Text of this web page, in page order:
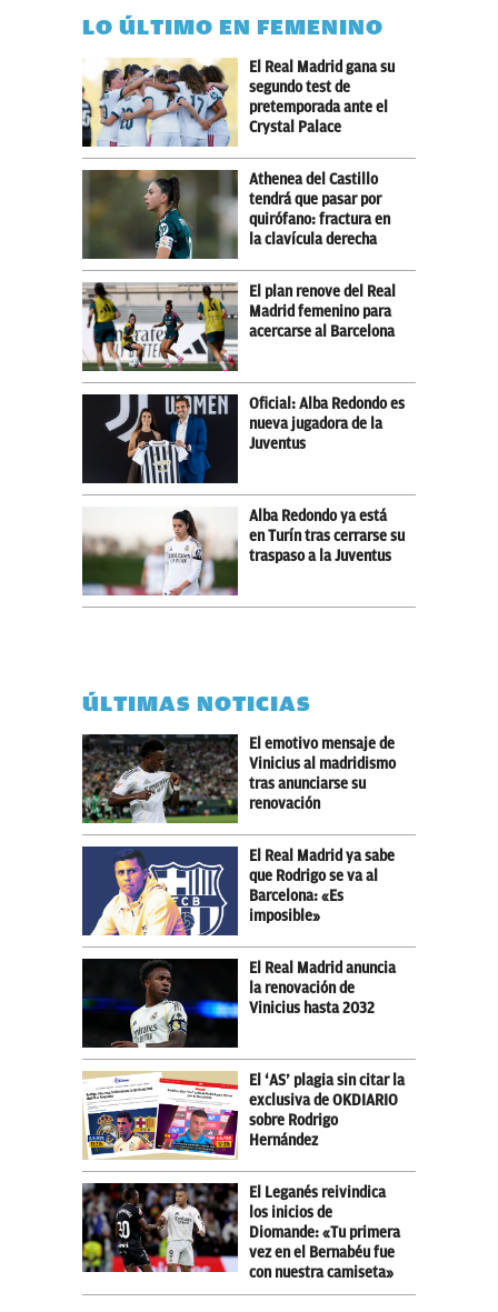
LO ÚLTIMO EN FEMENINO
El Real Madrid gana su
segundo test de
pretemporada ante el
Crystal Palace
Athenea del Castillo
tendrá que pasar por
quirófano: fractura en
la clavícula derecha
El plan renove del Real
Madrid femenino para
acercarse al Barcelona
Oficial: Alba Redondo es
nueva jugadora de la
Juventus
Alba Redondo ya está
en Turín tras cerrarse su
traspaso a la Juventus
ÚLTIMAS NOTICIAS
El emotivo mensaje de
Vinicius al madridismo
tras anunciarse su
renovación
El Real Madrid ya sabe
que Rodrigo se va al
Barcelona: «Es
imposible»
El Real Madrid anuncia
la renovación de
Vinicius hasta 2032
El ‘AS’ plagia sin citar la
exclusiva de OKDIARIO
sobre Rodrigo
Hernández
El Leganés reivindica
los inicios de
Diomande: «Tu primera
vez en el Bernabéu fue
con nuestra camiseta»